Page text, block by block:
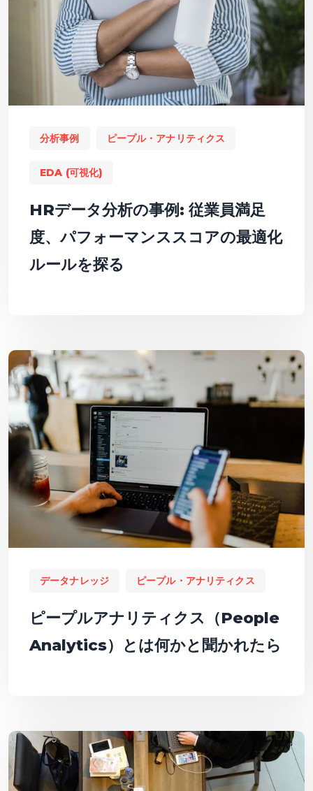
分析事例 ピープル・アナリティクス
EDA (可視化)
HRデータ分析の事例: 従業員満足
度、パフォーマンススコアの最適化
ルールを探る
データナレッジ ピープル・アナリティクス
ピープルアナリティクス（People
Analytics）とは何かと聞かれたら